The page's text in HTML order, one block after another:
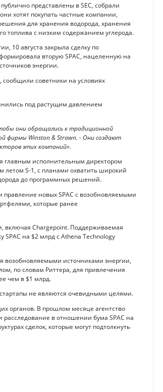
представлены в SEC, собрали
хотят покупать частные компании,
для хранения водорода, хранения
топлива с низким содержанием углерода.
10 августа закрыла сделку по
вторую SPAC, нацеленную на
энергии.
сообщили советники на условиях
под растущим давлением
они обращались к традиционной
фирмы Winston & Strawn. - Они создают
этих компаний».
главным исполнительным директором
летом S-1, с планами охватить широкий
до программных решений.
новых SPAC с возобновляемыми
которые ранее
включая Chargepoint. Поддерживаемая
на $2 млрд с Athena Technology
источниками энергии,
по словам Риттера, для привлечения
чем в $1 млрд.
не являются очевидными целями.
органов. В прошлом месяце агентство
в отношении бума SPAC на
сделок, которые могут подтолкнуть